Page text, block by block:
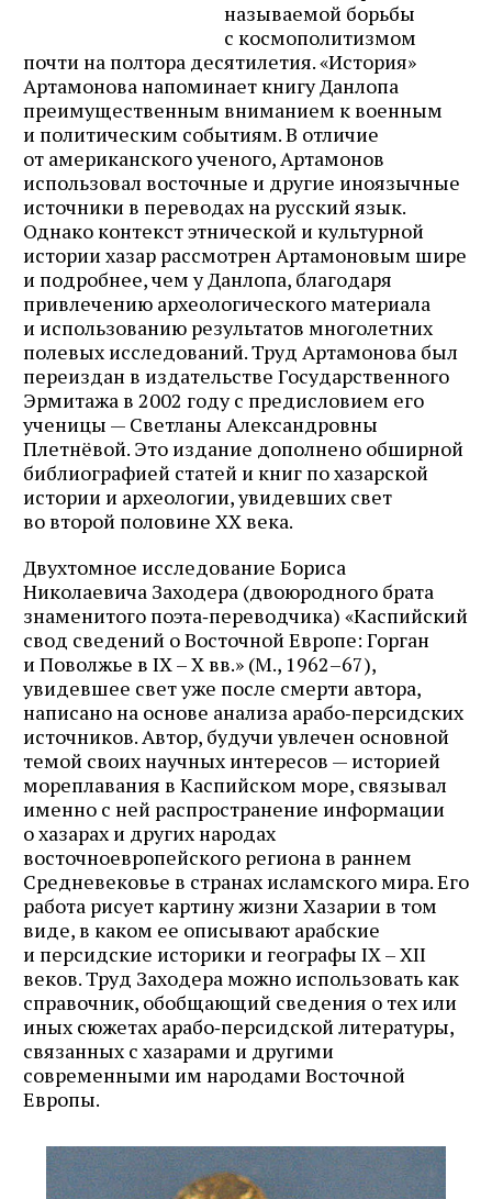
называемой борьбы
с космополитизмом
почти на полтора десятилетия. «История»
Артамонова напоминает книгу Данлопа
преимущественным вниманием к военным
и политическим событиям. В отличие
от американского ученого, Артамонов
использовал восточные и другие иноязычные
источники в переводах на русский язык.
Однако контекст этнической и культурной
истории хазар рассмотрен Артамоновым шире
и подробнее, чем у Данлопа, благодаря
привлечению археологического материала
и использованию результатов многолетних
полевых исследований. Труд Артамонова был
переиздан в издательстве Государственного
Эрмитажа в 2002 году с предисловием его
ученицы — Светланы Александровны
Плетнёвой. Это издание дополнено обширной
библиографией статей и книг по хазарской
истории и археологии, увидевших свет
во второй половине XX века.
Двухтомное исследование Бориса
Николаевича Заходера (двоюродного брата
знаменитого поэта‑переводчика) «Каспийский
свод сведений о Восточной Европе: Горган
и Поволжье в IX – X вв.» (М., 1962–67),
увидевшее свет уже после смерти автора,
написано на основе анализа арабо‑персидских
источников. Автор, будучи увлечен основной
темой своих научных интересов — историей
мореплавания в Каспийском море, связывал
именно с ней распространение информации
о хазарах и других народах
восточноевропейского региона в раннем
Средневековье в странах исламского мира. Его
работа рисует картину жизни Хазарии в том
виде, в каком ее описывают арабские
и персидские историки и географы IX – XII
веков. Труд Заходера можно использовать как
справочник, обобщающий сведения о тех или
иных сюжетах арабо‑персидской литературы,
связанных с хазарами и другими
современными им народами Восточной
Европы.